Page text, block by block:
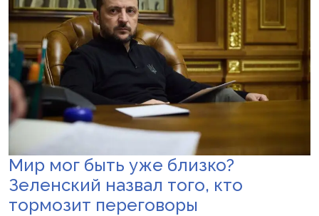
Мир мог быть уже близко?
Зеленский назвал того, кто
тормозит переговоры